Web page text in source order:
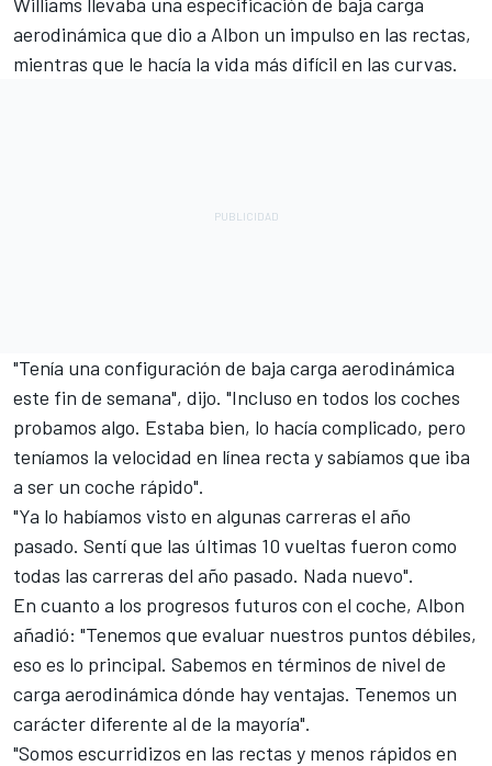
aerodinámica que dio a Albon un impulso en las rectas,
mientras que le hacía la vida más difícil en las curvas.
"Tenía una configuración de baja carga aerodinámica
este fin de semana", dijo. "Incluso en todos los coches
probamos algo. Estaba bien, lo hacía complicado, pero
teníamos la velocidad en línea recta y sabíamos que iba
a ser un coche rápido".
"Ya lo habíamos visto en algunas carreras el año
pasado. Sentí que las últimas 10 vueltas fueron como
todas las carreras del año pasado. Nada nuevo".
En cuanto a los progresos futuros con el coche, Albon
añadió: "Tenemos que evaluar nuestros puntos débiles,
eso es lo principal. Sabemos en términos de nivel de
carga aerodinámica dónde hay ventajas. Tenemos un
carácter diferente al de la mayoría".
"Somos escurridizos en las rectas y menos rápidos en